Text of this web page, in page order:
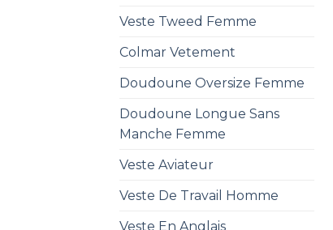
Veste Tweed Femme
Colmar Vetement
Doudoune Oversize Femme
Doudoune Longue Sans
Manche Femme
Veste Aviateur
Veste De Travail Homme
Veste En Anglais